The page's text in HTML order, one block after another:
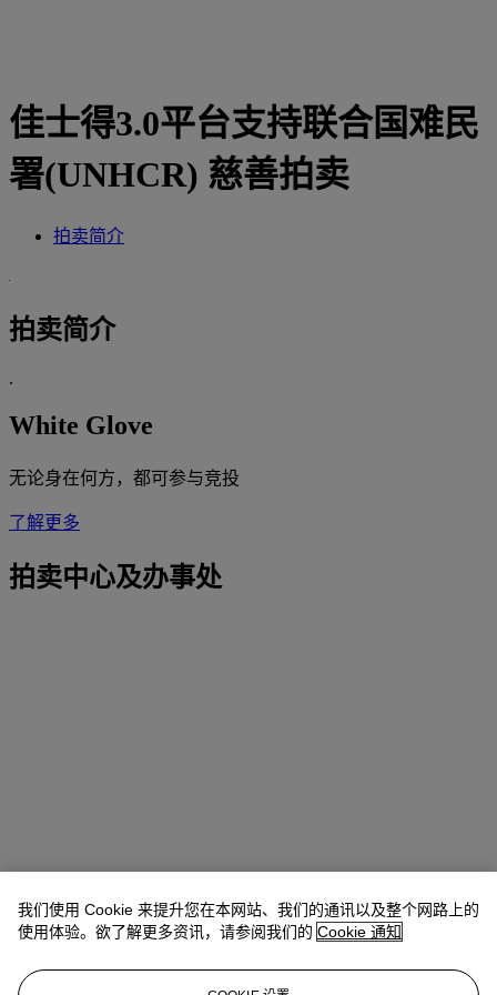
佳士得3.0平台支持联合国难民
署(UNHCR) 慈善拍卖
拍卖简介
拍卖简介
.
White Glove
无论身在何方，都可参与竞投
了解更多
拍卖中心及办事处
我们使用 Cookie 来提升您在本网站、我们的通讯以及整个网路上的
使用体验。欲了解更多资讯，请参阅我们的 Cookie 通知